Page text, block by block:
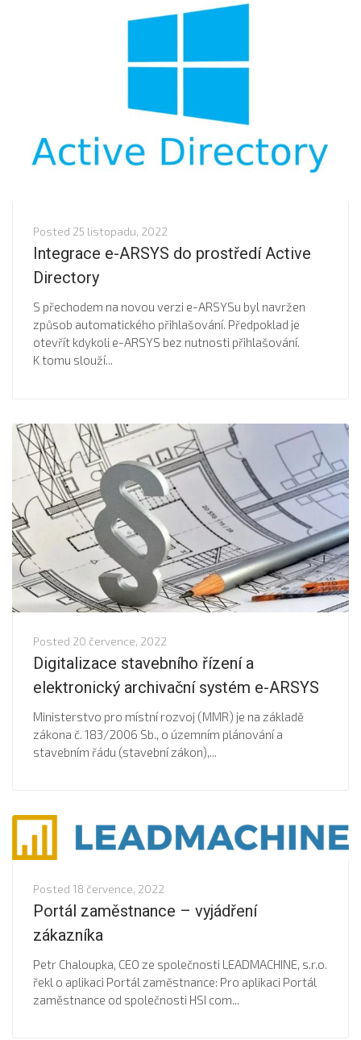
Posted 25 listopadu, 2022
Integrace e-ARSYS do prostředí Active
Directory
S přechodem na novou verzi e-ARSYSu byl navržen
způsob automatického přihlašování. Předpoklad je
otevřít kdykoli e-ARSYS bez nutnosti přihlašování.
K tomu slouží...
Posted 20 července, 2022
Digitalizace stavebního řízení a
elektronický archivační systém e-ARSYS
Ministerstvo pro místní rozvoj (MMR) je na základě
zákona č. 183/2006 Sb., o územním plánování a
stavebním řádu (stavební zákon),...
Posted 18 července, 2022
Portál zaměstnance – vyjádření
zákazníka
Petr Chaloupka, CEO ze společnosti LEADMACHINE, s.r.o.
řekl o aplikaci Portál zaměstnance: Pro aplikaci Portál
zaměstnance od společnosti HSI com...